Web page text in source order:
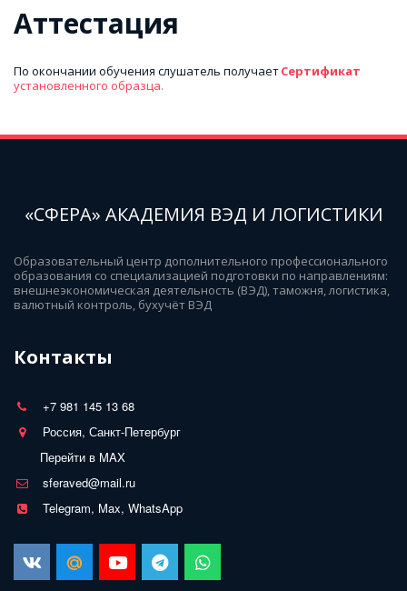
Аттестация
По окончании обучения слушатель получает
установленного образца.
«СФЕРА» АКАДЕМИЯ ВЭД И ЛОГИСТИКИ
Образовательный центр дополнительного профессионального
образования со специализацией подготовки по направлениям:
внешнеэкономическая деятельность (ВЭД), таможня, логистика,
валютный контроль, бухучёт ВЭД
Контакты
+7 981 145 13 68
Россия, Санкт-Петербург
Перейти в MAX
sferaved@mail.ru
Telegram, Max, WhatsApp